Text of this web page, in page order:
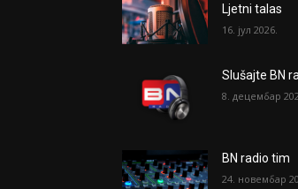
Ljetni talas
16. јул 2026.
Slušajte BN
8. децембар
BN radio tim
24. новембар